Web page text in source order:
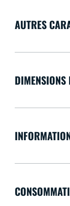
AUTRES
DIMENSIONS